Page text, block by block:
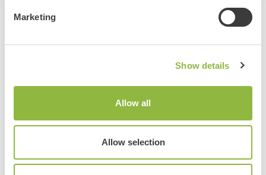
Marketing
Show details
Allow all
Allow selection
Bekijk alle evenementen